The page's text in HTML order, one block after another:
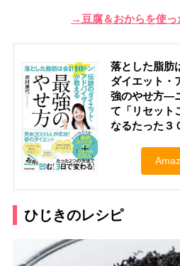
→豆腐＆おからを使っ
落とした脂肪
ダイエット・
強のやせ方―
て「リセット
なるたった３
ひじきのレシピ